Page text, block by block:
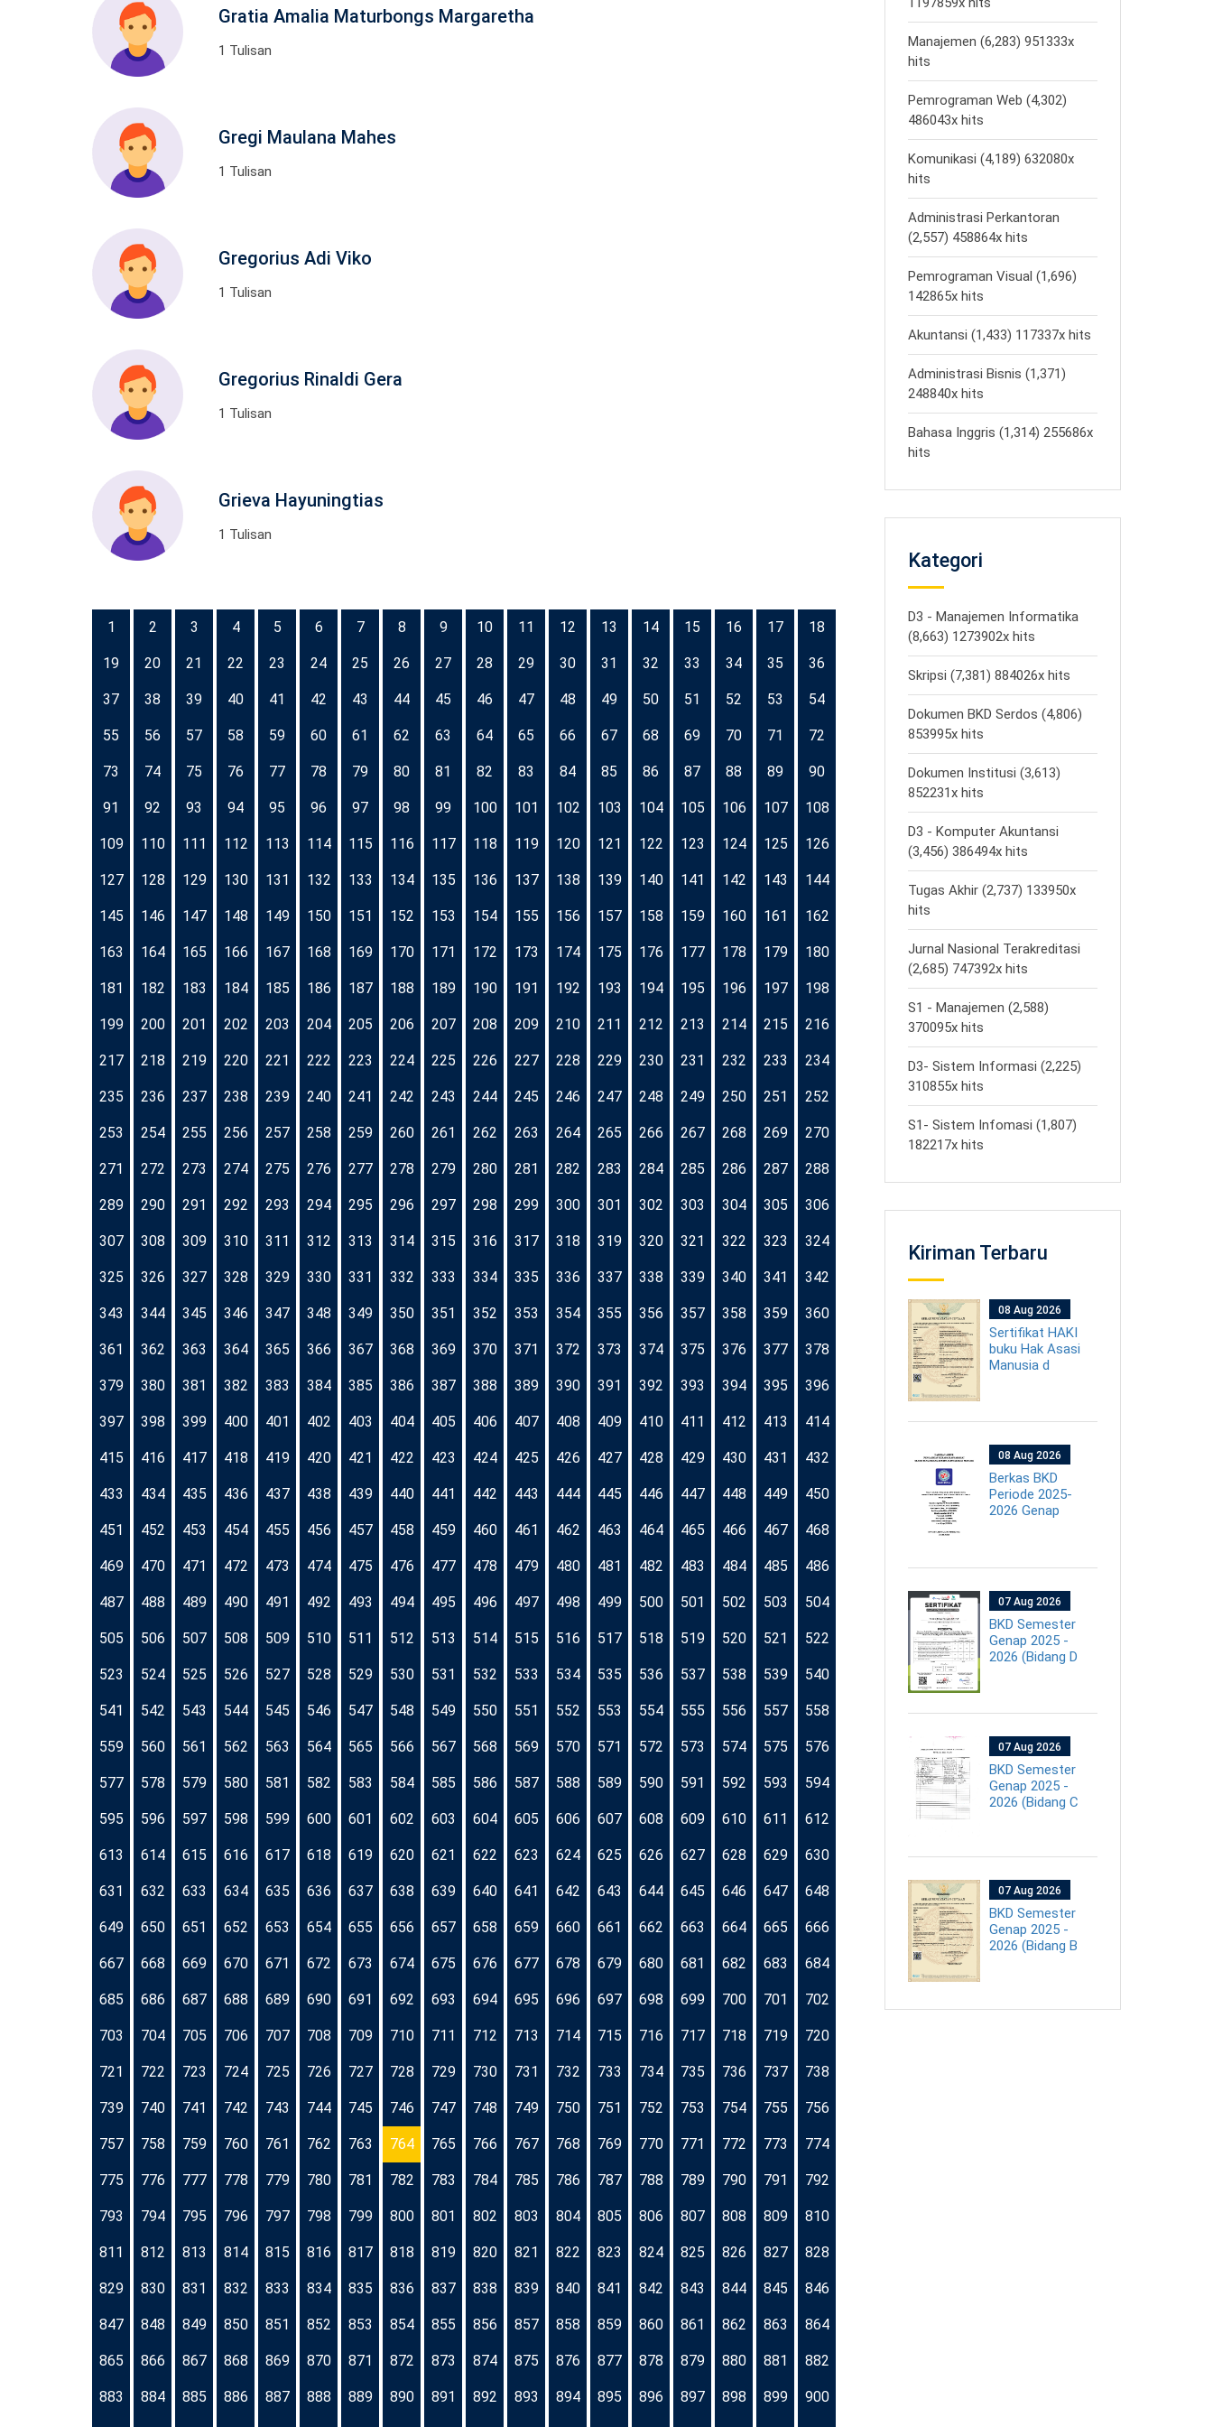
Gratia Amalia Maturbongs Margaretha
1 Tulisan
Gregi Maulana Mahes
1 Tulisan
Gregorius Adi Viko
1 Tulisan
Gregorius Rinaldi Gera
1 Tulisan
Grieva Hayuningtias
1 Tulisan
1 2 3 4 5 6 7 8 9 10 11 12 13 14 15 16 17 18
19 20 21 22 23 24 25 26 27 28 29 30 31 32 33 34 35 36
37 38 39 40 41 42 43 44 45 46 47 48 49 50 51 52 53 54
55 56 57 58 59 60 61 62 63 64 65 66 67 68 69 70 71 72
73 74 75 76 77 78 79 80 81 82 83 84 85 86 87 88 89 90
91 92 93 94 95 96 97 98 99 100 101 102 103 104 105 106 107 108
109 110 111 112 113 114 115 116 117 118 119 120 121 122 123 124 125 126
127 128 129 130 131 132 133 134 135 136 137 138 139 140 141 142 143 144
145 146 147 148 149 150 151 152 153 154 155 156 157 158 159 160 161 162
163 164 165 166 167 168 169 170 171 172 173 174 175 176 177 178 179 180
181 182 183 184 185 186 187 188 189 190 191 192 193 194 195 196 197 198
199 200 201 202 203 204 205 206 207 208 209 210 211 212 213 214 215 216
217 218 219 220 221 222 223 224 225 226 227 228 229 230 231 232 233 234
235 236 237 238 239 240 241 242 243 244 245 246 247 248 249 250 251 252
253 254 255 256 257 258 259 260 261 262 263 264 265 266 267 268 269 270
271 272 273 274 275 276 277 278 279 280 281 282 283 284 285 286 287 288
289 290 291 292 293 294 295 296 297 298 299 300 301 302 303 304 305 306
307 308 309 310 311 312 313 314 315 316 317 318 319 320 321 322 323 324
325 326 327 328 329 330 331 332 333 334 335 336 337 338 339 340 341 342
343 344 345 346 347 348 349 350 351 352 353 354 355 356 357 358 359 360
361 362 363 364 365 366 367 368 369 370 371 372 373 374 375 376 377 378
379 380 381 382 383 384 385 386 387 388 389 390 391 392 393 394 395 396
397 398 399 400 401 402 403 404 405 406 407 408 409 410 411 412 413 414
415 416 417 418 419 420 421 422 423 424 425 426 427 428 429 430 431 432
433 434 435 436 437 438 439 440 441 442 443 444 445 446 447 448 449 450
451 452 453 454 455 456 457 458 459 460 461 462 463 464 465 466 467 468
469 470 471 472 473 474 475 476 477 478 479 480 481 482 483 484 485 486
487 488 489 490 491 492 493 494 495 496 497 498 499 500 501 502 503 504
505 506 507 508 509 510 511 512 513 514 515 516 517 518 519 520 521 522
523 524 525 526 527 528 529 530 531 532 533 534 535 536 537 538 539 540
541 542 543 544 545 546 547 548 549 550 551 552 553 554 555 556 557 558
559 560 561 562 563 564 565 566 567 568 569 570 571 572 573 574 575 576
577 578 579 580 581 582 583 584 585 586 587 588 589 590 591 592 593 594
595 596 597 598 599 600 601 602 603 604 605 606 607 608 609 610 611 612
613 614 615 616 617 618 619 620 621 622 623 624 625 626 627 628 629 630
631 632 633 634 635 636 637 638 639 640 641 642 643 644 645 646 647 648
649 650 651 652 653 654 655 656 657 658 659 660 661 662 663 664 665 666
667 668 669 670 671 672 673 674 675 676 677 678 679 680 681 682 683 684
685 686 687 688 689 690 691 692 693 694 695 696 697 698 699 700 701 702
703 704 705 706 707 708 709 710 711 712 713 714 715 716 717 718 719 720
721 722 723 724 725 726 727 728 729 730 731 732 733 734 735 736 737 738
739 740 741 742 743 744 745 746 747 748 749 750 751 752 753 754 755 756
757 758 759 760 761 762 763 764 765 766 767 768 769 770 771 772 773 774
775 776 777 778 779 780 781 782 783 784 785 786 787 788 789 790 791 792
793 794 795 796 797 798 799 800 801 802 803 804 805 806 807 808 809 810
811 812 813 814 815 816 817 818 819 820 821 822 823 824 825 826 827 828
829 830 831 832 833 834 835 836 837 838 839 840 841 842 843 844 845 846
847 848 849 850 851 852 853 854 855 856 857 858 859 860 861 862 863 864
865 866 867 868 869 870 871 872 873 874 875 876 877 878 879 880 881 882
883 884 885 886 887 888 889 890 891 892 893 894 895 896 897 898 899 900
Manajemen (6,283) 951333x
hits
Pemrograman Web (4,302)
486043x hits
Komunikasi (4,189) 632080x
hits
Administrasi Perkantoran
(2,557) 458864x hits
Pemrograman Visual (1,696)
142865x hits
Akuntansi (1,433) 117337x hits
Administrasi Bisnis (1,371)
248840x hits
Bahasa Inggris (1,314) 255686x
hits
Kategori
D3 - Manajemen Informatika
(8,663) 1273902x hits
Skripsi (7,381) 884026x hits
Dokumen BKD Serdos (4,806)
853995x hits
Dokumen Institusi (3,613)
852231x hits
D3 - Komputer Akuntansi
(3,456) 386494x hits
Tugas Akhir (2,737) 133950x
hits
Jurnal Nasional Terakreditasi
(2,685) 747392x hits
S1 - Manajemen (2,588)
370095x hits
D3- Sistem Informasi (2,225)
310855x hits
S1- Sistem Infomasi (1,807)
182217x hits
Kiriman Terbaru
08 Aug 2026
Sertifikat HAKI
buku Hak Asasi
Manusia d
08 Aug 2026
Berkas BKD
Periode 2025-
2026 Genap
07 Aug 2026
BKD Semester
Genap 2025 -
2026 (Bidang D
07 Aug 2026
BKD Semester
Genap 2025 -
2026 (Bidang C
07 Aug 2026
BKD Semester
Genap 2025 -
2026 (Bidang B